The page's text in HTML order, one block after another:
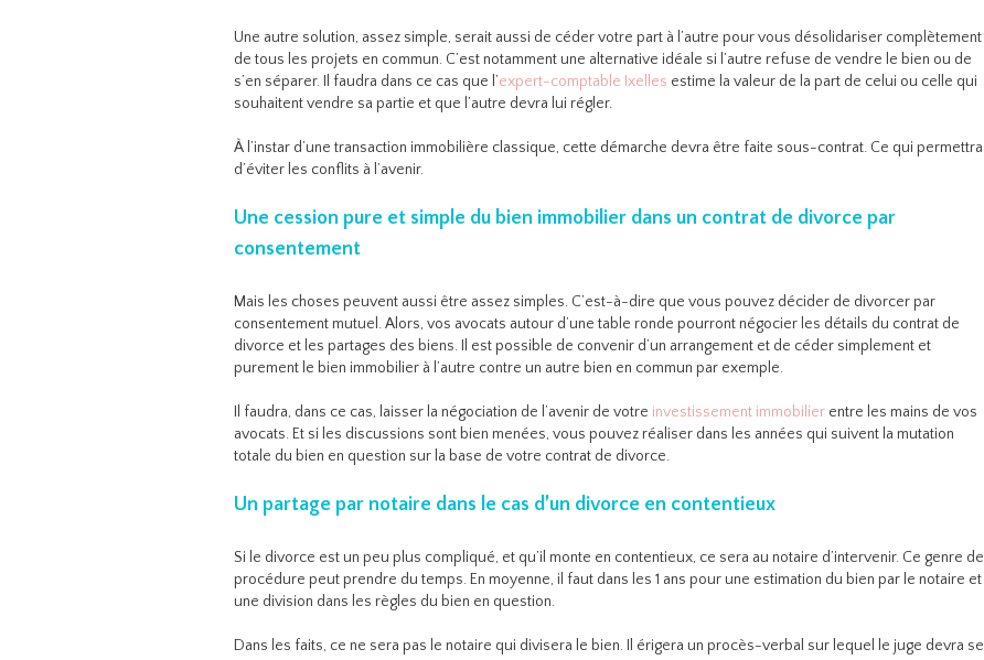
Une autre solution, assez simple, serait aussi de céder votre part à l’autre pour vous désolidariser complètement
de tous les projets en commun. C’est notamment une alternative idéale si l’autre refuse de vendre le bien ou de
s’en séparer. Il faudra dans ce cas que l’expert-comptable Ixelles estime la valeur de la part de celui ou celle qui
souhaitent vendre sa partie et que l’autre devra lui régler.
À l’instar d’une transaction immobilière classique, cette démarche devra être faite sous-contrat. Ce qui permettra
d’éviter les conflits à l’avenir.
Une cession pure et simple du bien immobilier dans un contrat de divorce par
consentement
Mais les choses peuvent aussi être assez simples. C’est-à-dire que vous pouvez décider de divorcer par
consentement mutuel. Alors, vos avocats autour d’une table ronde pourront négocier les détails du contrat de
divorce et les partages des biens. Il est possible de convenir d’un arrangement et de céder simplement et
purement le bien immobilier à l’autre contre un autre bien en commun par exemple.
Il faudra, dans ce cas, laisser la négociation de l’avenir de votre investissement immobilier entre les mains de vos
avocats. Et si les discussions sont bien menées, vous pouvez réaliser dans les années qui suivent la mutation
totale du bien en question sur la base de votre contrat de divorce.
Un partage par notaire dans le cas d’un divorce en contentieux
Si le divorce est un peu plus compliqué, et qu’il monte en contentieux, ce sera au notaire d’intervenir. Ce genre de
procédure peut prendre du temps. En moyenne, il faut dans les 1 ans pour une estimation du bien par le notaire et
une division dans les règles du bien en question.
Dans les faits, ce ne sera pas le notaire qui divisera le bien. Il érigera un procès-verbal sur lequel le juge devra se